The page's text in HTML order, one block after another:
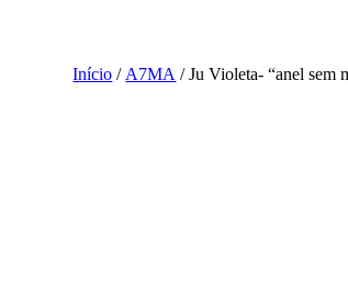
Início / A7MA / Ju Violeta- “anel sem